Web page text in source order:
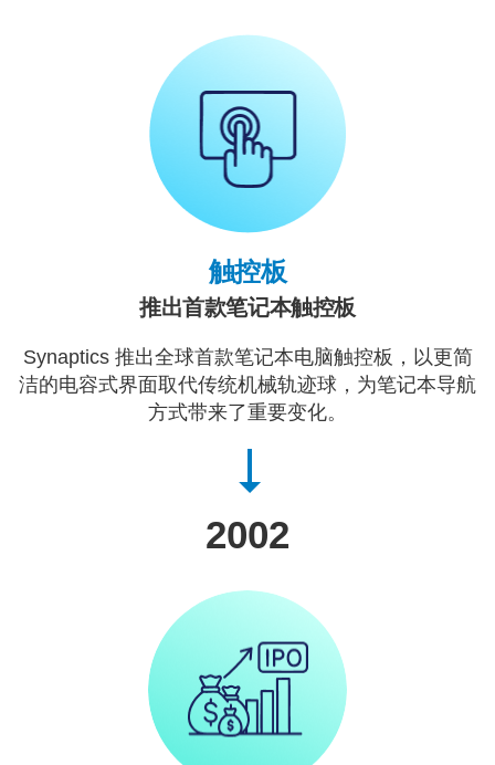
触控板
推出首款笔记本触控板
Synaptics 推出全球首款笔记本电脑触控板，以更简
洁的电容式界面取代传统机械轨迹球，为笔记本导航
方式带来了重要变化。
2002